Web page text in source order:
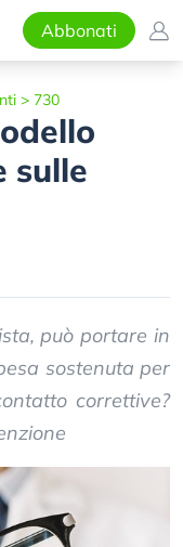
Abbonati
> 730
sulle
può portare in
sostenuta per
correttive?